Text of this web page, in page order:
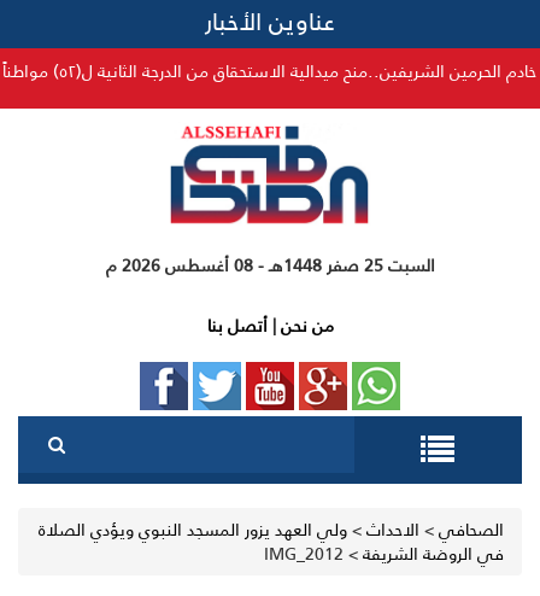
عناوين الأخبار
ميدالية الاستحقاق من الدرجة الثانية ل(٥٢) مواطناً ومقيماً لتبرعهم بالدم ٥٠ مرة
السبت 25 صفر 1448هـ - 08 أغسطس 2026 م
من نحن|أتصل بنا
الصحافي> الاحداث>ولي العهد يزور المسجد النبوي ويؤدي الصلاة
في الروضة الشريفة>
IMG_2012